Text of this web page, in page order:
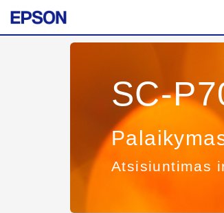
SC-
Atsisiuntimas